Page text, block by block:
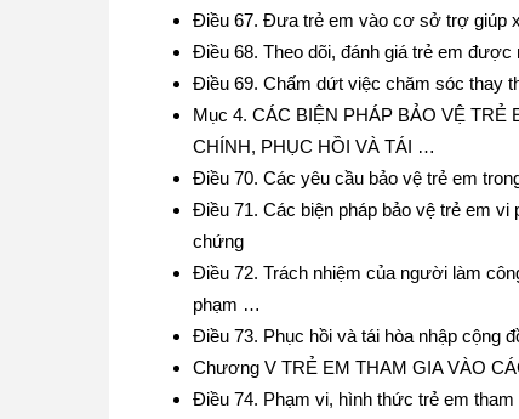
Điều 67. Đưa trẻ em vào cơ sở trợ giúp
Điều 68. Theo dõi, đánh giá trẻ em được
Điều 69. Chấm dứt việc chăm sóc thay
Mục 4. CÁC BIỆN PHÁP BẢO VỆ
CHÍNH, PHỤC HỒI VÀ TÁI …
Điều 70. Các yêu cầu bảo vệ trẻ em
Điều 71. Các biện pháp bảo vệ trẻ em vi
chứng
Điều 72. Trách nhiệm của người làm
phạm …
Điều 73. Phục hồi và tái hòa nhập cộng
Chương V TRẺ EM THAM GIA VÀO
Điều 74. Phạm vi, hình thức trẻ em